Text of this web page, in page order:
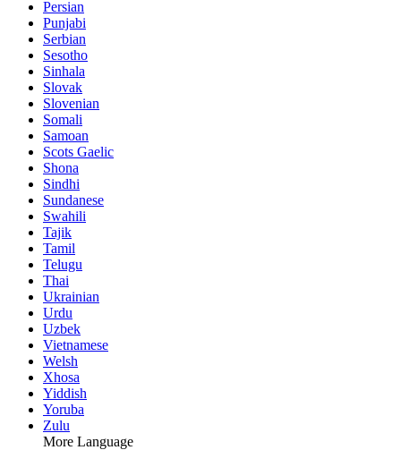
Persian
Punjabi
Serbian
Sesotho
Sinhala
Slovak
Slovenian
Somali
Samoan
Scots Gaelic
Shona
Sindhi
Sundanese
Swahili
Tajik
Tamil
Telugu
Thai
Ukrainian
Urdu
Uzbek
Vietnamese
Welsh
Xhosa
Yiddish
Yoruba
Zulu
More Language